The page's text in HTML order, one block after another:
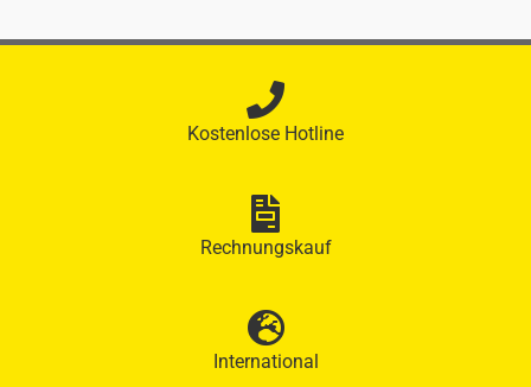
Kostenlose Hotline
Rechnungskauf
International